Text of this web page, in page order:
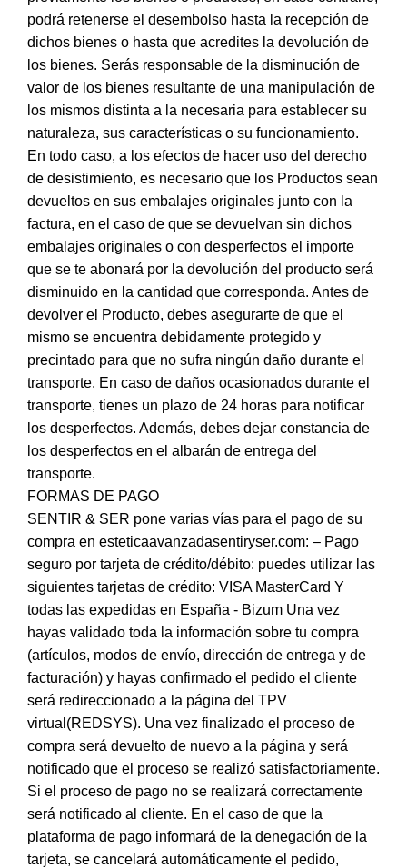
podrá retenerse el desembolso hasta la recepción de
dichos bienes o hasta que acredites la devolución de
los bienes. Serás responsable de la disminución de
valor de los bienes resultante de una manipulación de
los mismos distinta a la necesaria para establecer su
naturaleza, sus características o su funcionamiento.
En todo caso, a los efectos de hacer uso del derecho
de desistimiento, es necesario que los Productos sean
devueltos en sus embalajes originales junto con la
factura, en el caso de que se devuelvan sin dichos
embalajes originales o con desperfectos el importe
que se te abonará por la devolución del producto será
disminuido en la cantidad que corresponda. Antes de
devolver el Producto, debes asegurarte de que el
mismo se encuentra debidamente protegido y
precintado para que no sufra ningún daño durante el
transporte. En caso de daños ocasionados durante el
transporte, tienes un plazo de 24 horas para notificar
los desperfectos. Además, debes dejar constancia de
los desperfectos en el albarán de entrega del
transporte.
FORMAS DE PAGO
SENTIR & SER pone varias vías para el pago de su
compra en esteticaavanzadasentiryser.com: – Pago
seguro por tarjeta de crédito/débito: puedes utilizar las
siguientes tarjetas de crédito: VISA MasterCard Y
todas las expedidas en España - Bizum Una vez
hayas validado toda la información sobre tu compra
(artículos, modos de envío, dirección de entrega y de
facturación) y hayas confirmado el pedido el cliente
será redireccionado a la página del TPV
virtual(REDSYS). Una vez finalizado el proceso de
compra será devuelto de nuevo a la página y será
notificado que el proceso se realizó satisfactoriamente.
Si el proceso de pago no se realizará correctamente
será notificado al cliente. En el caso de que la
plataforma de pago informará de la denegación de la
tarjeta, se cancelará automáticamente el pedido,